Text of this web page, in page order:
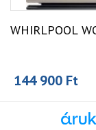
WHIRLPOOL
144 900 Ft